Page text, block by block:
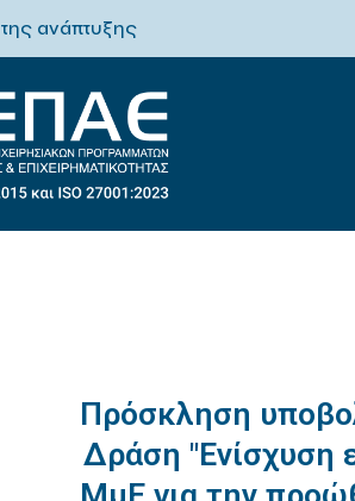
της ανάπτυξης
Πρόσκληση
Δράση "Ενίσχυση